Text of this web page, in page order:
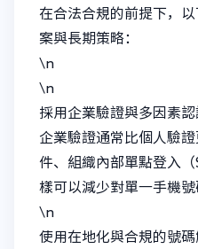
在合法合規的前提下，
案與長期策略：
\n
\n
採用企業驗證與多因素認
企業驗證通常比個人驗
件、組織內部單點登入
樣可以減少對單一手機號
\n
使用在地化與合規的號